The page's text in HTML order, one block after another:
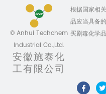
© Anhui Techchem
Industrial Co.,Ltd.
安徽施泰化
工有限公司
根据国家相
品应当具备
买剧毒化学